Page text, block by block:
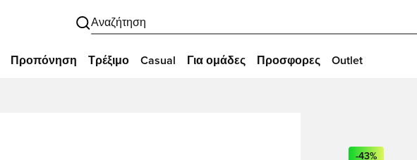
Αναζήτηση
Προπόνηση Τρέξιμο Casual Για ομάδες Προσφορες Outlet
-43%